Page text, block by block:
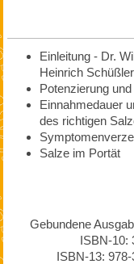
Einleitung - Dr.
Heinrich Schüßler
Potenzierung
Einnahmedauer
des richtigen
Salze im Portät
Gebundene
ISBN-10:
ISBN-13: